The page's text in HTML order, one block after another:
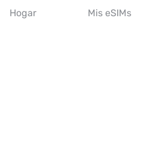
eSIM para Asia
eSIM para Américas
Hogar Mis eSIMs